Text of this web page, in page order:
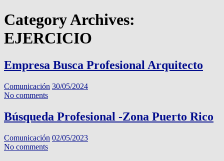
Category Archives:
EJERCICIO
Empresa Busca Profesional Arquitecto
Comunicación 30/05/2024
No comments
Búsqueda Profesional -Zona Puerto Rico
Comunicación 02/05/2023
No comments